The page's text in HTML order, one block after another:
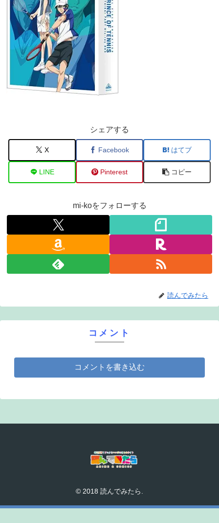
シェアする
X Facebook はてブ
LINE Pinterest コピー
mi-koをフォローする
読んでみたら
コメント
コメントを書き込む
© 2018 読んでみたら.